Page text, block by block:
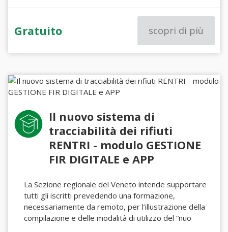
Gratuito scopri di più
Il nuovo sistema di
tracciabilità dei rifiuti
RENTRI - modulo GESTIONE
FIR DIGITALE e APP
La Sezione regionale del Veneto intende supportare
tutti gli iscritti prevedendo una formazione,
necessariamente da remoto, per l’illustrazione della
compilazione e delle modalità di utilizzo del “nuo